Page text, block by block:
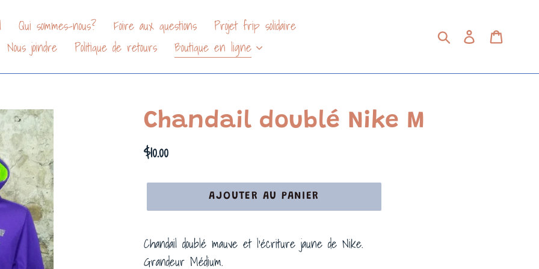
Qui sommes-nous? Foire aux questions
Projet frip solidaire
Nous joindre
Politique de retours Boutique en ligne
SoumettreSe connecter
Chandail doublé Nike M
Prix
$10.00
AJOUTER AU PANIER
Chandail doublé mauve et l'écriture jaune de Nike.
Grandeur Médium.